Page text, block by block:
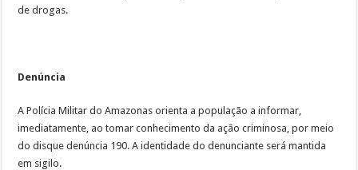
de drogas.
Denúncia
A Polícia Militar do Amazonas orienta a população a informar,
imediatamente, ao tomar conhecimento da ação criminosa, por meio
do disque denúncia 190. A identidade do denunciante será mantida
em sigilo.